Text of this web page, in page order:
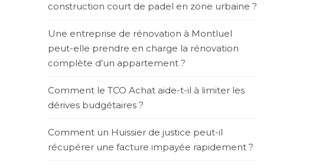
construction court de padel en zone urbaine ?
Une entreprise de rénovation à Montluel
peut-elle prendre en charge la rénovation
complète d’un appartement ?
Comment le TCO Achat aide-t-il à limiter les
dérives budgétaires ?
Comment un Huissier de justice peut-il
récupérer une facture impayée rapidement ?